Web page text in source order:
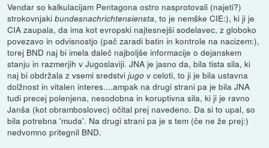
Vendar so kalkulacijam Pentagona ostro nasprotovali (najeti?)
strokovnjakibundesnachrichtensiensta, to je nemške CIE:), ki ji je
CIA zaupala, da ima kot evropski najtesnejši sodelavec, z globoko
povezavo in odvisnostjo (pač zaradi batin in kontrole na nacizem:),
torej BND naj bi imela daleč najboljše informacije o dejanskem
stanju in razmerjih v Jugoslaviji. JNA je jasno da, bila tista sila, ki
naj bi obdržala z vsemi sredstvijugo v celoti, to ji je bila ustavna
dolžnost in vitalen interes....ampak na drugi strani pa je bila JNA
tudi precej polenjena, nesodobna in koruptivna sila, ki ji je ravno
Janša (kot obramboslovec) očital prej navedeno. Da si to upal, so
bila potrebna 'muda'. Na drugi strani pa je s tem (če ne že prej:)
nedvomno pritegnil BND.